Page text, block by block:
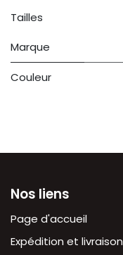
Tailles
Marque
Couleur
Nos liens
Page d'accueil
Expédition et livraison